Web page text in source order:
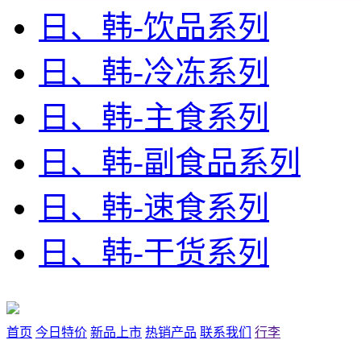
日、韩-饮品系列
日、韩-冷冻系列
日、韩-主食系列
日、韩-副食品系列
日、韩-速食系列
日、韩-干货系列
首页 今日特价 新品上市 热销产品 联系我们
行李